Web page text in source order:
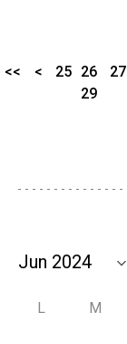
<< < 25 26 27
29
L M